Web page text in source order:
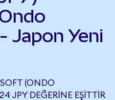
Japon Yeni
(ONDO
JPY DEĞERINE EŞITTIR